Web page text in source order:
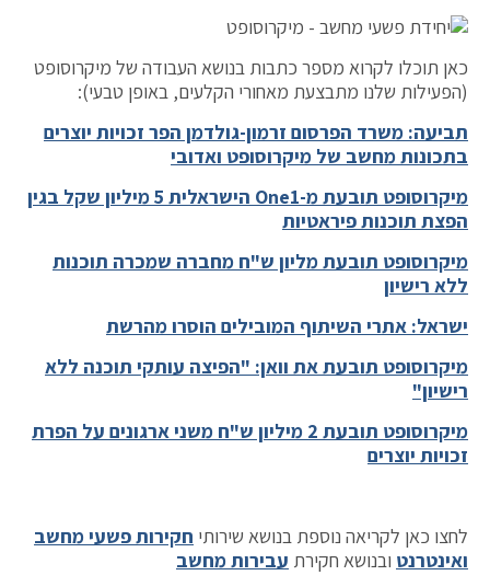
כאן תוכלו לקרוא מספר כתבות בנושא העבודה של מיקרוסופט
(הפעילות שלנו מתבצעת מאחורי הקלעים, באופן טבעי):
תביעה: משרד הפרסום זרמון-גולדמן הפר זכויות יוצרים
בתכונות מחשב של מיקרוסופט ואדובי
מיקרוסופט תובעת מ-One1 הישראלית 5 מיליון שקל בגין
הפצת תוכנות פיראטיות
מיקרוסופט תובעת מליון ש"ח מחברה שמכרה תוכנות
ללא רישיון
ישראל: אתרי השיתוף המובילים הוסרו מהרשת
מיקרוסופט תובעת את וואן: "הפיצה עותקי תוכנה ללא
רישיון"
מיקרוסופט תובעת 2 מיליון ש"ח משני ארגונים על הפרת
זכויות יוצרים
לחצו כאן לקריאה נוספת בנושא שירותי חקירות פשעי מחשב
ואינטרנט ובנושא חקירת עבירות מחשב